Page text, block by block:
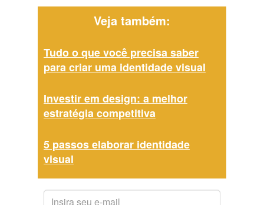
Veja também:
Tudo o que você precisa saber
para criar uma identidade visual
Investir em design: a melhor
estratégia competitiva
5 passos elaborar identidade
visual